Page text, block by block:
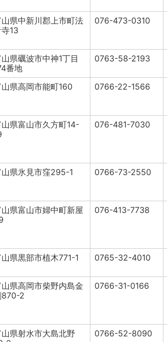
県中新川郡上市町法
13
076-473-0310
県礪波市中神1丁目
番地
0763-58-2193
県高岡市能町160 0766-22-1566
県富山市久方町14-
076-481-7030
県氷見市窪295-1 0766-73-2550
県富山市婦中町新屋
076-413-7738
県黒部市植木771-1 0765-32-4010
県高岡市柴野内島金
870-2
0766-31-0166
県射水市大島北野
0766-52-8090